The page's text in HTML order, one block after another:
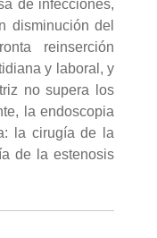
de infecciones,
disminución del
reinserción
y laboral, y
no supera los
la endoscopia
la cirugía de la
de la estenosis